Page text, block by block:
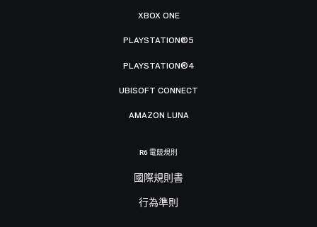
XBOX ONE
PLAYSTATION®5
PLAYSTATION®4
UBISOFT CONNECT
AMAZON LUNA
R6 電競規則
國際規則書
行為準則